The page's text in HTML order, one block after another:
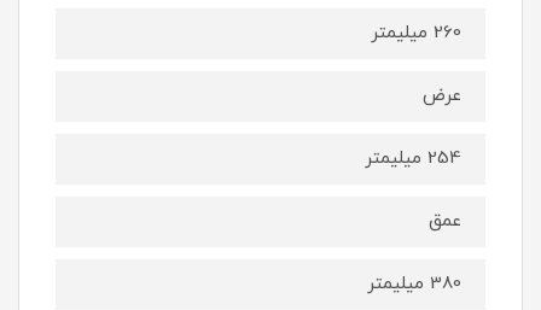
260 میلیمتر
عرض
254 میلیمتر
عمق
380 میلیمتر